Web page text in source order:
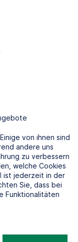
von ihnen sind
andere uns
zu verbessern
welche Cookies
ist jederzeit in der
Sie, dass bei
Funktionalitäten